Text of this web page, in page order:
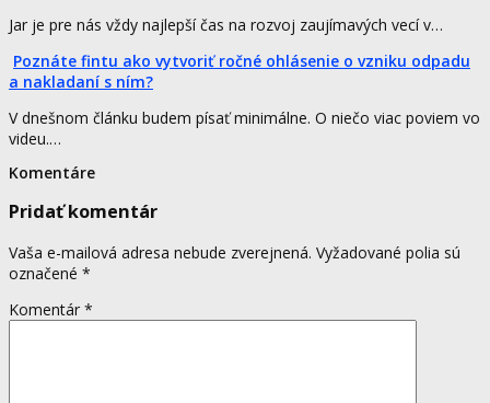
Jar je pre nás vždy najlepší čas na rozvoj zaujímavých vecí v…
Poznáte fintu ako vytvoriť ročné ohlásenie o vzniku odpadu
a nakladaní s ním?
V dnešnom článku budem písať minimálne. O niečo viac poviem vo
videu.…
Komentáre
Pridať komentár
Vaša e-mailová adresa nebude zverejnená. Vyžadované polia sú
označené *
Komentár *